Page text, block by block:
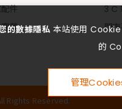
件
戴
3 C
門
Rights Reserved.
的數據隱私 本站使用 Cookie
的
管理